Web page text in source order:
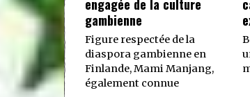
engagée de la culture
gambienne
Figure respectée de la
diaspora gambienne en
Finlande, Mami Manjang,
également connue